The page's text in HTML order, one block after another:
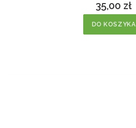
Cena
35,00 zł
DO KOSZYKA